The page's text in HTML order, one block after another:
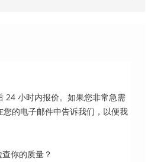
24 小时内报价。如果您非常急需
的电子邮件中告诉我们，以便我
你的质量？